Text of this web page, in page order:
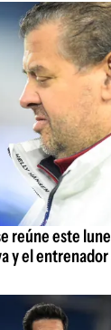
reúne este
y el